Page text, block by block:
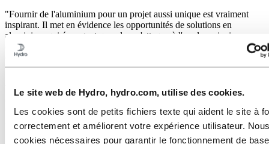
Le site web de Hydro, hydro.com, utilise des cookies.
Les cookies sont de petits fichiers texte qui aident le site à
correctement et améliorent votre expérience utilisateur.
cookies nécessaires pour garantir le fonctionnement de
"Fournir de l'aluminium pour un projet aussi unique est vraiment
inspirant. Il met en évidence les opportunités de solutions en
aluminium qui émergent quand on s'attaque à l'un des principaux
défis environnementaux auxquels nous sommes confrontés",
explique John Delamboy, directeur commercial pour Hydro
Extrusions dans la région du Benelux.
The Ocean Cleanup est une organisation à but non lucratif basée
aux Pays-Bas. Leurs statistiques montrent qu'environ 1% de nos 100
000 rivières sont responsables de 80% du plastique qui s'écoule dans
nos océans via les rivières.
L'organisation a développé l’intercepteur (Interceptor), un système